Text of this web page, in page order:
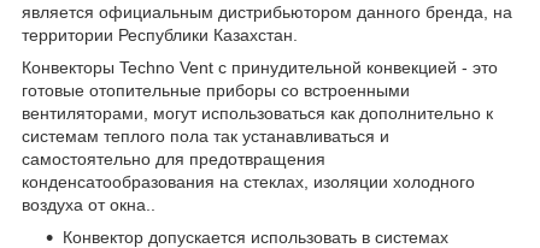
является официальным дистрибьютором данного бренда, на
территории Республики Казахстан.
Конвекторы Techno Vent с принудительной конвекцией - это
готовые отопительные приборы со встроенными
вентиляторами, могут использоваться как дополнительно к
системам теплого пола так устанавливаться и
самостоятельно для предотвращения
конденсатообразования на стеклах, изоляции холодного
воздуха от окна.
Конвектор допускается использовать в системах